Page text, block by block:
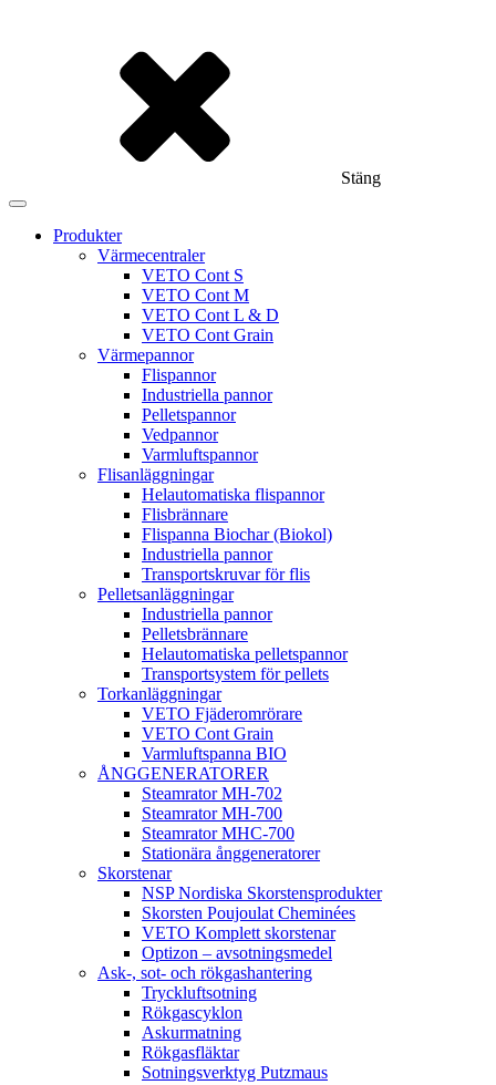
Stäng
Produkter
Värmecentraler
VETO Cont S
VETO Cont M
VETO Cont L & D
VETO Cont Grain
Värmepannor
Flispannor
Industriella pannor
Pelletspannor
Vedpannor
Varmluftspannor
Flisanläggningar
Helautomatiska flispannor
Flisbrännare
Flispanna Biochar (Biokol)
Industriella pannor
Transportskruvar för flis
Pelletsanläggningar
Industriella pannor
Pelletsbrännare
Helautomatiska pelletspannor
Transportsystem för pellets
Torkanläggningar
VETO Fjäderomrörare
VETO Cont Grain
Varmluftspanna BIO
ÅNGGENERATORER
Steamrator MH-702
Steamrator MH-700
Steamrator MHC-700
Stationära ånggeneratorer
Skorstenar
NSP Nordiska Skorstensprodukter
Skorsten Poujoulat Cheminées
VETO Komplett skorstenar
Optizon – avsotningsmedel
Ask-, sot- och rökgashantering
Tryckluftsotning
Rökgascyklon
Askurmatning
Rökgasfläktar
Sotningsverktyg Putzmaus